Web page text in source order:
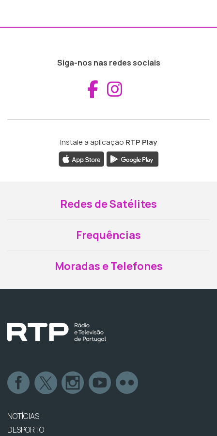
Siga-nos nas redes sociais
Aceder ao
Instale a aplicação RTP Play
Redes de Satélites
Frequências
Moradas e Telefones
NOTÍCIAS
DESPORTO